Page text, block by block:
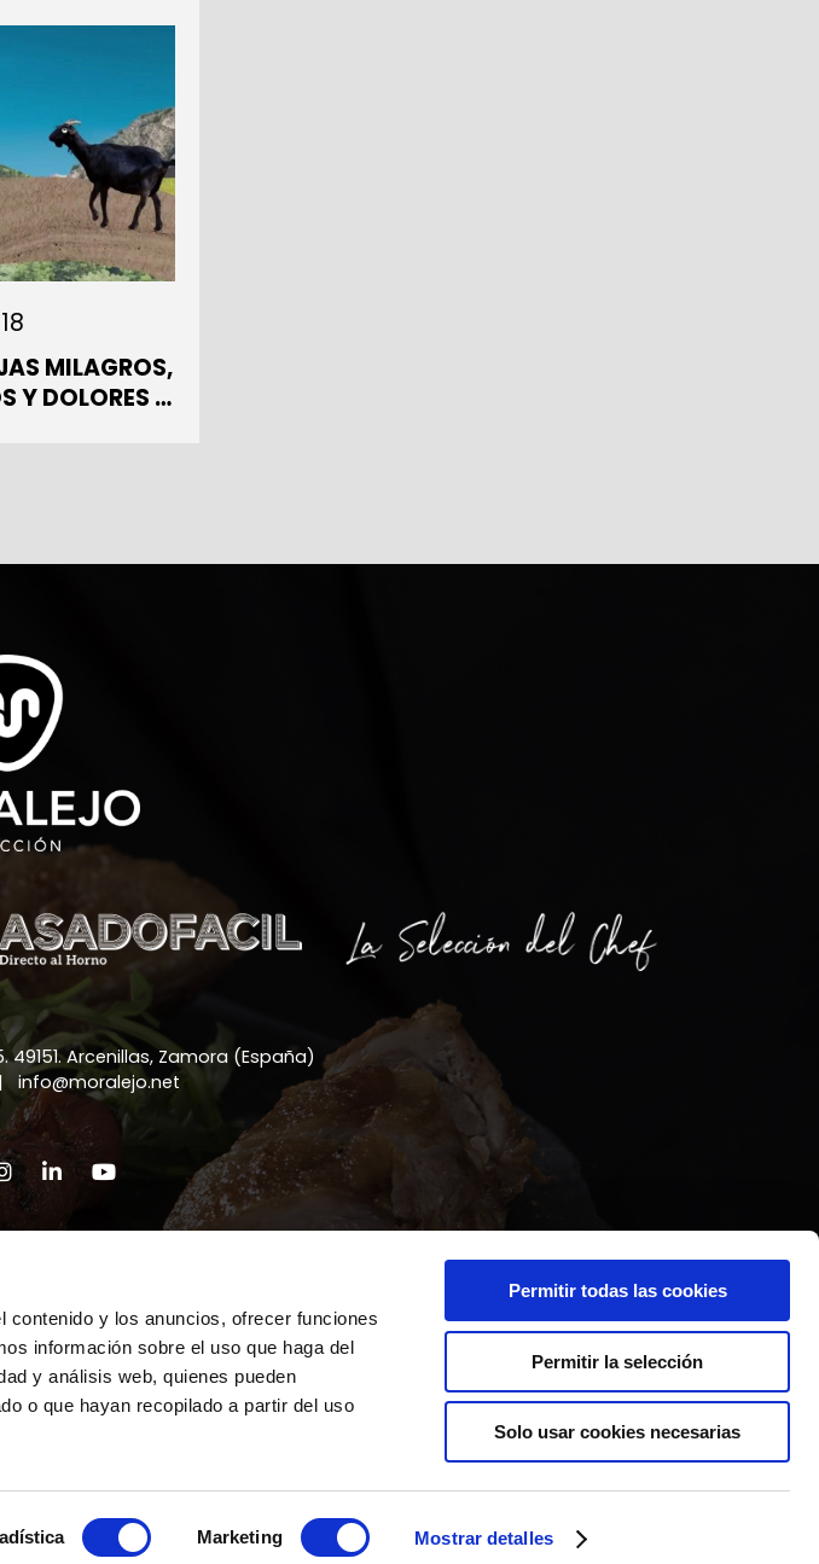
y los anuncios, ofrecer funciones
información sobre el uso que haga del
y análisis web, quienes pueden
o que hayan recopilado a partir del uso
Marketing Mostrar detalles
Permitir todas las cookies
Permitir la selección
Solo usar cookies necesarias
MILAGROS,
Y DOLORES Y
.49151.Arcenillas, Zamora (España)
info@moralejo.net